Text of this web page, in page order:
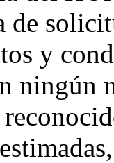
y
ningún